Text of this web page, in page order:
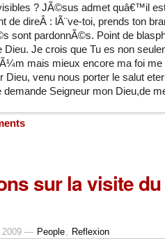
? JÃ©sus admet quâ€™il
de direÂ : lÃ¨ve-toi, prends ton
sont pardonnÃ©s. Point de
Dieu. Je crois que Tu es non
mais mieux encore ma foi me
Dieu, venu nous porter le salut
demande Seigneur mon Dieu,de
sur la visite
2009 — People Reflexion